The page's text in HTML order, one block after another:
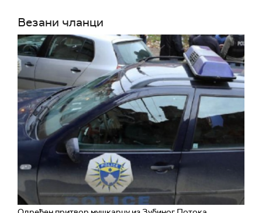
Везани чланци